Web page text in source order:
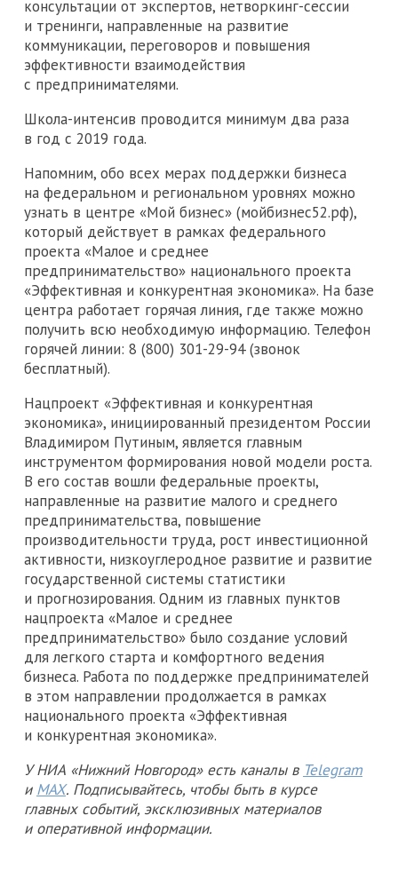
консультации от экспертов, нетворкинг-сессии
и тренинги, направленные на развитие
коммуникации, переговоров и повышения
эффективности взаимодействия
с предпринимателями.
Школа-интенсив проводится минимум два раза
в год с 2019 года.
Напомним, обо всех мерах поддержки бизнеса
на федеральном и региональном уровнях можно
узнать в центре «Мой бизнес» (мойбизнес52.рф),
который действует в рамках федерального
проекта «Малое и среднее
предпринимательство» национального проекта
«Эффективная и конкурентная экономика». На базе
центра работает горячая линия, где также можно
получить всю необходимую информацию. Телефон
горячей линии: 8 (800) 301-29-94 (звонок
бесплатный).
Нацпроект «Эффективная и конкурентная
экономика», инициированный президентом России
Владимиром Путиным, является главным
инструментом формирования новой модели роста.
В его состав вошли федеральные проекты,
направленные на развитие малого и среднего
предпринимательства, повышение
производительности труда, рост инвестиционной
активности, низкоуглеродное развитие и развитие
государственной системы статистики
и прогнозирования. Одним из главных пунктов
нацпроекта «Малое и среднее
предпринимательство» было создание условий
для легкого старта и комфортного ведения
бизнеса. Работа по поддержке предпринимателей
в этом направлении продолжается в рамках
национального проекта «Эффективная
и конкурентная экономика».
У НИА «Нижний Новгород» есть каналы в Telegram
и MAX. Подписывайтесь, чтобы быть в курсе
главных событий, эксклюзивных материалов
и оперативной информации.